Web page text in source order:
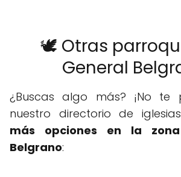
🕊️ Otras
General
¿Buscas algo más? ¡No te
nuestro directorio de iglesias
más opciones en la
Belgrano: